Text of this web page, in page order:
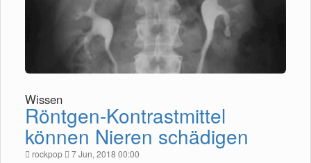
Wissen
Röntgen-Kontrastmittel
können Nieren schädigen
rockpop 7 Jun, 2018 00:00